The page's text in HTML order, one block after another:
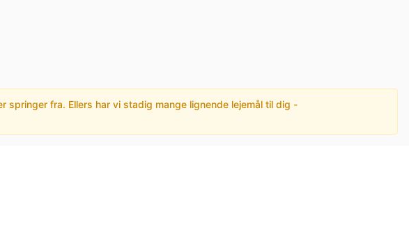
springer fra. Ellers har vi stadig mange lignende lejemål til dig -